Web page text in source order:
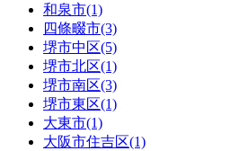
和泉市(1)
四條畷市(3)
堺市中区(5)
堺市北区(1)
堺市南区(3)
堺市東区(1)
大東市(1)
大阪市住吉区(1)